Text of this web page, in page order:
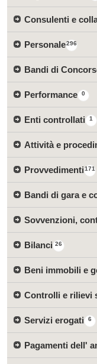
Consulenti e
296
Personale
Bandi di
0
Performance
1
Enti controllati
Attività e
171
Provvedimenti
Bandi di gara e
Sovvenzioni,
26
Bilanci
Beni immobili e
Controlli e rilievi
6
Servizi erogati
Pagamenti dell'